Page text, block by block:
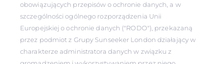
obowiązujących przepisów o ochronie danych, a w
szczególności ogólnego rozporządzenia Unii
Europejskiej o ochronie danych ("RODO"), przekazaną
przez podmiot z Grupy Sunseeker London działający w
charakterze administratora danych w związku z